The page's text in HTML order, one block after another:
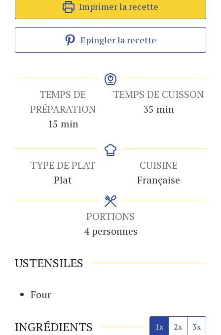
Imprimer la recette
Epingler la recette
TEMPS DE
PRÉPARATION
15 minutes
min
TEMPS DE CUISSON
35 minutes
min
TYPE DE PLAT
Plat
CUISINE
Française
PORTIONS
4 personnes
USTENSILES
Four
INGRÉDIENTS 1x 2x 3x